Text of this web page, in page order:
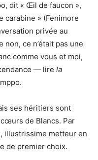
dit « Œil de faucon »,
carabine » (Fenimore
privée au
non, ce n’était pas une
comme vous et moi,
— lire la
ses héritiers sont
de Blancs. Par
illustrissime metteur en
de premier choix.